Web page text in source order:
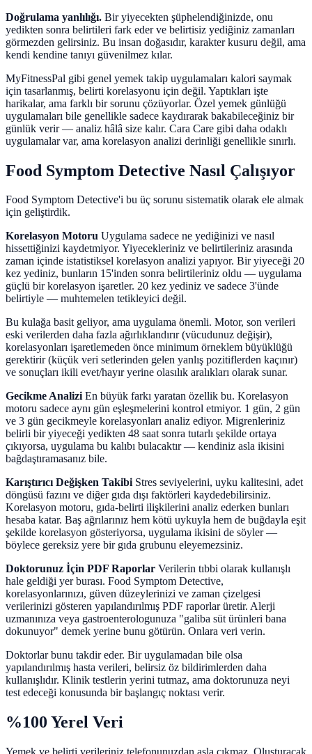
Doğrulama yanlılığı. Bir yiyecekten şüphelendiğinizde, onu
yedikten sonra belirtileri fark eder ve belirtisiz yediğiniz zamanları
görmezden gelirsiniz. Bu insan doğasıdır, karakter kusuru değil, ama
kendi kendine tanıyı güvenilmez kılar.
MyFitnessPal gibi genel yemek takip uygulamaları kalori saymak
için tasarlanmış, belirti korelasyonu için değil. Yaptıkları işte
harikalar, ama farklı bir sorunu çözüyorlar. Özel yemek günlüğü
uygulamaları bile genellikle sadece kaydırarak bakabileceğiniz bir
günlük verir — analiz hâlâ size kalır. Cara Care gibi daha odaklı
uygulamalar var, ama korelasyon analizi derinliği genellikle sınırlı.
Food Symptom Detective Nasıl Çalışıyor
Food Symptom Detective'i bu üç sorunu sistematik olarak ele almak
için geliştirdik.
Korelasyon Motoru Uygulama sadece ne yediğinizi ve nasıl
hissettiğinizi kaydetmiyor. Yiyecekleriniz ve belirtileriniz arasında
zaman içinde istatistiksel korelasyon analizi yapıyor. Bir yiyeceği 20
kez yediniz, bunların 15'inden sonra belirtileriniz oldu — uygulama
güçlü bir korelasyon işaretler. 20 kez yediniz ve sadece 3'ünde
belirtiyle — muhtemelen tetikleyici değil.
Bu kulağa basit geliyor, ama uygulama önemli. Motor, son verileri
eski verilerden daha fazla ağırlıklandırır (vücudunuz değişir),
korelasyonları işaretlemeden önce minimum örneklem büyüklüğü
gerektirir (küçük veri setlerinden gelen yanlış pozitiflerden kaçınır)
ve sonuçları ikili evet/hayır yerine olasılık aralıkları olarak sunar.
Gecikme AnaliziEn büyük farkı yaratan özellik bu. Korelasyon
motoru sadece aynı gün eşleşmelerini kontrol etmiyor. 1 gün, 2 gün
ve 3 gün gecikmeyle korelasyonları analiz ediyor. Migrenleriniz
belirli bir yiyeceği yedikten 48 saat sonra tutarlı şekilde ortaya
çıkıyorsa, uygulama bu kalıbı bulacaktır — kendiniz asla ikisini
bağdaştıramasanız bile.
Karıştırıcı Değişken TakibiStres seviyelerini, uyku kalitesini, adet
döngüsü fazını ve diğer gıda dışı faktörleri kaydedebilirsiniz.
Korelasyon motoru, gıda-belirti ilişkilerini analiz ederken bunları
hesaba katar. Baş ağrılarınız hem kötü uykuyla hem de buğdayla eşit
şekilde korelasyon gösteriyorsa, uygulama ikisini de söyler —
böylece gereksiz yere bir gıda grubunu eleyemezsiniz.
Doktorunuz İçin PDF Raporlar Verilerin tıbbi olarak kullanışlı
hale geldiği yer burası. Food Symptom Detective,
korelasyonlarınızı, güven düzeylerinizi ve zaman çizelgesi
verilerinizi gösteren yapılandırılmış PDF raporlar üretir. Alerji
uzmanınıza veya gastroenterologunuza "galiba süt ürünleri bana
dokunuyor" demek yerine bunu götürün. Onlara veri verin.
Doktorlar bunu takdir eder. Bir uygulamadan bile olsa
yapılandırılmış hasta verileri, belirsiz öz bildirimlerden daha
kullanışlıdır. Klinik testlerin yerini tutmaz, ama doktorunuza neyi
test edeceği konusunda bir başlangıç noktası verir.
%100 Yerel Veri